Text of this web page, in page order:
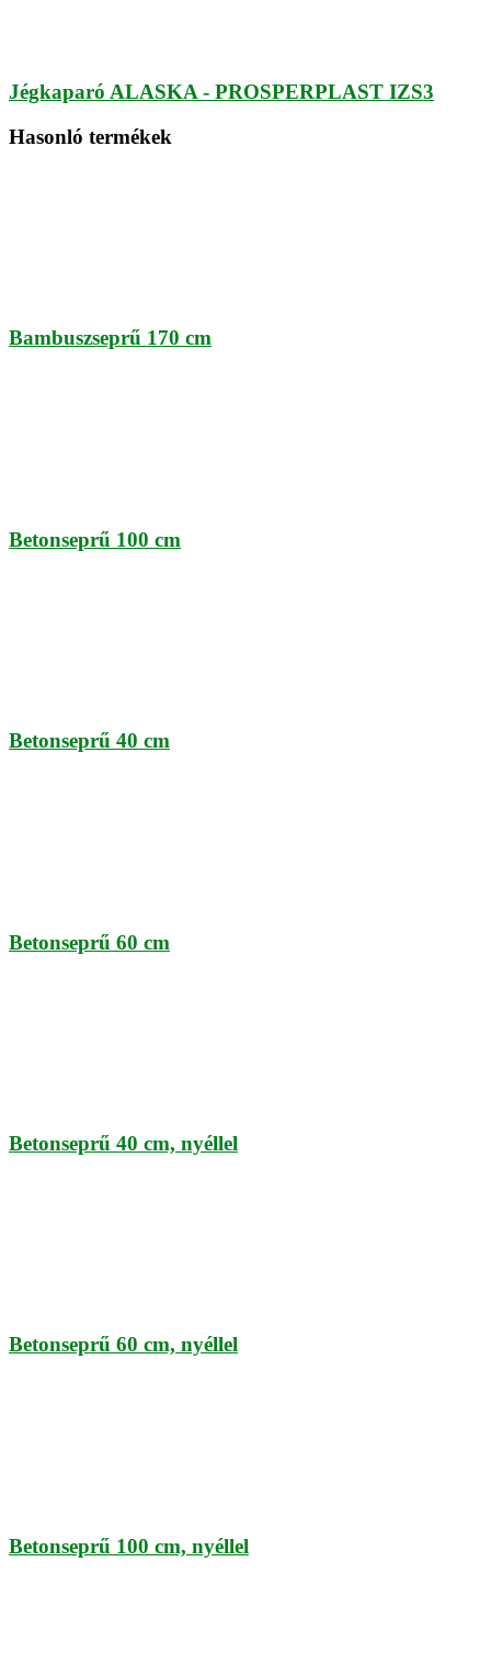
Jégkaparó ALASKA - PROSPERPLAST IZS3
Hasonló termékek
Bambuszseprű 170 cm
Betonseprű 100 cm
Betonseprű 40 cm
Betonseprű 60 cm
Betonseprű 40 cm, nyéllel
Betonseprű 60 cm, nyéllel
Betonseprű 100 cm, nyéllel